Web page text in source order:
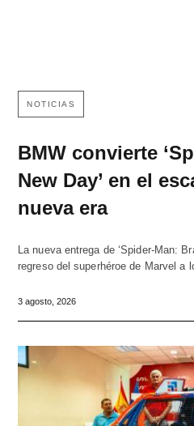
NOTICIAS
BMW convierte
New Day’ en el
nueva era
La nueva entrega de ‘Spider-Man:
regreso del superhéroe de Marvel a
3 agosto, 2026